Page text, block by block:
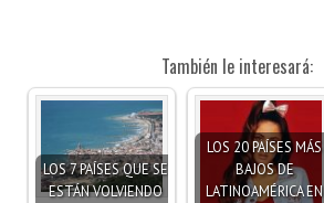
También le interesará:
LOS 7 PAÍSES QUE SE
ESTÁN VOLVIENDO
LOS 20 PAÍSES MÁS
BAJOS DE
LATINOAMÉRICA EN